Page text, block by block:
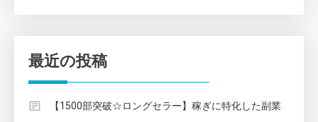
最近の投稿
【1500部突破☆ロングセラー】稼ぎに特化した副業